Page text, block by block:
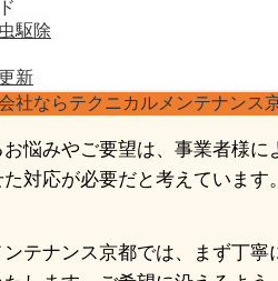
駆除
新
社ならテクニカルメンテナンス
悩みやご要望は、事業者様
対応が必要だと考えています。
テナンス京都では、まず丁